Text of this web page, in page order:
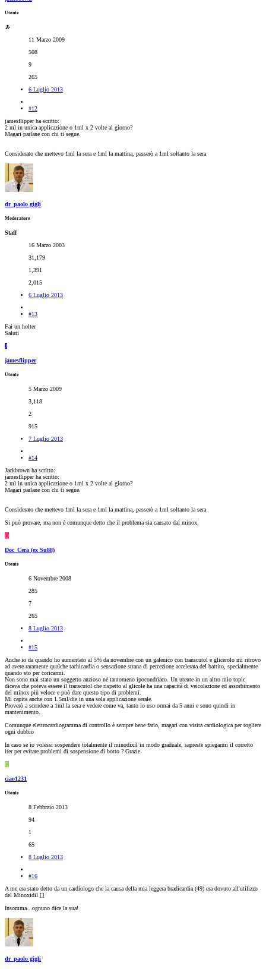
Utente
11 Marzo 2009
508
9
265
6 Luglio 2013
#12
jamesflipper ha scritto:
2 ml in unica applicazione o 1ml x 2 volte al giorno?
Magari parlane con chi ti segue.
Considerato che mettevo 1ml la sera e 1ml la mattina, passerò a 1ml soltanto la sera
dr_paolo gigli
Moderatore
Staff
16 Marzo 2003
31,179
1,391
2,015
6 Luglio 2013
#13
Fai un holter
Saluti
J
jamesflipper
Utente
5 Marzo 2009
3,118
2
915
7 Luglio 2013
#14
Jackbrown ha scritto:
jamesflipper ha scritto:
2 ml in unica applicazione o 1ml x 2 volte al giorno?
Magari parlane con chi ti segue.
Considerato che mettevo 1ml la sera e 1ml la mattina, passerò a 1ml soltanto la sera
Si può provare, ma non è comunque detto che il problema sia causato dal minox.
D
Doc_Cera (ex Su88)
Utente
6 Novembre 2008
285
7
265
8 Luglio 2013
#15
Anche io da quando ho aumentato al 5% da novembre con un galenico con transcutol e glicerolo mi ritrovo
ad avere raramente qualche tachicardia o sensazione strana di percezione accelerata del battito, specialmente
quando sto per coricarmi.
Non sono mai stato un soggetto anzioso nè tantomeno ipocondriaco. Un utente in un altro mio topic
diceva che poteva essere il transcutol che rispetto al glicole ha una capacità di veicolazione ed assorbimento
del minox più veloce e può dare questo tipo di problemi.
Mi capita anche con 1.5ml/die in una sola applicazione serale.
Proverò a scendere a 1ml la sera e vedere come va, tanto lo uso ormai da 5 anni e sono quindi in
mantenimento.
Comunque elettrocardiogramma di controllo è sempre bene farlo, magari con visita cardiologica per togliere
ogni dubbio
In caso se io volessi sospendere totalmente il minodixil in modo graduale, sapreste spiegarmi il corretto
iter per evitare problemi di sospensione di botto ? Grazie
C
ciao1231
Utente
8 Febbraio 2013
94
1
65
8 Luglio 2013
#16
A me era stato detto da un cardiologo che la causa della mia leggera bradicardia (49) era dovuto all'utilizzo
del Minoxidil []
Insomma...ognuno dice la sua!
dr_paolo gigli